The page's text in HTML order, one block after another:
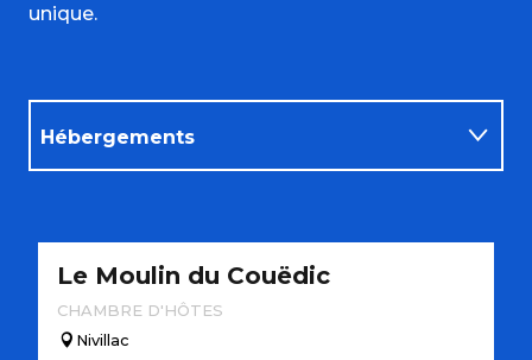
unique.
Hébergements
Activités
Le Moulin du Couëdic
CHAMBRE D'HÔTES
Nivillac